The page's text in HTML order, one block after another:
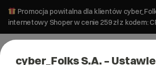
Promocja powitalna dla klientów
internetowy Shoper w cenie 259 zł z kodem:
cyber_Folks S.A. –